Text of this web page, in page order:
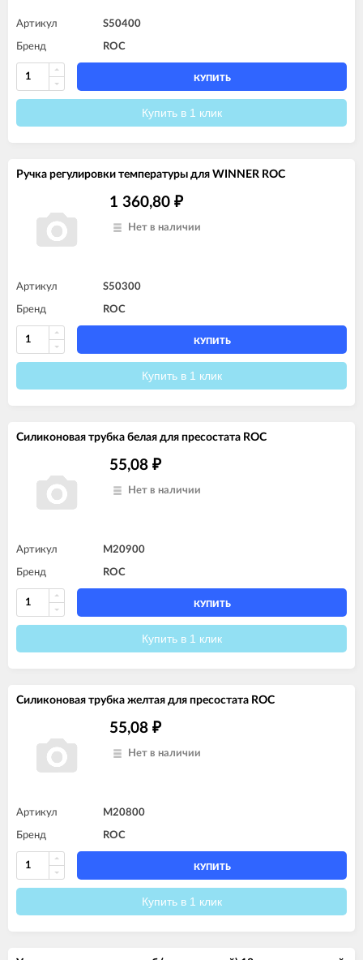
Артикул S50400
Бренд ROC
КУПИТЬ
Купить в 1 клик
Ручка регулировки температуры для WINNER ROC
1 360,80 ₽
Нет в наличии
Артикул S50300
Бренд ROC
КУПИТЬ
Купить в 1 клик
Силиконовая трубка белая для пресостата ROC
55,08 ₽
Нет в наличии
Артикул M20900
Бренд ROC
КУПИТЬ
Купить в 1 клик
Силиконовая трубка желтая для пресостата ROC
55,08 ₽
Нет в наличии
Артикул M20800
Бренд ROC
КУПИТЬ
Купить в 1 клик